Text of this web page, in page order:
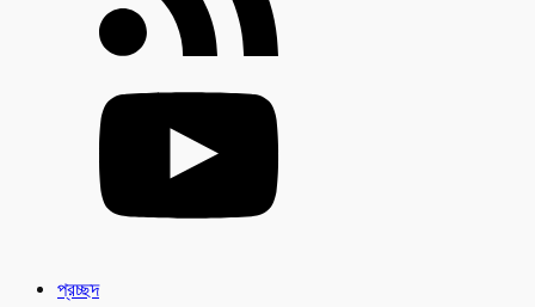
প্রচ্ছদ